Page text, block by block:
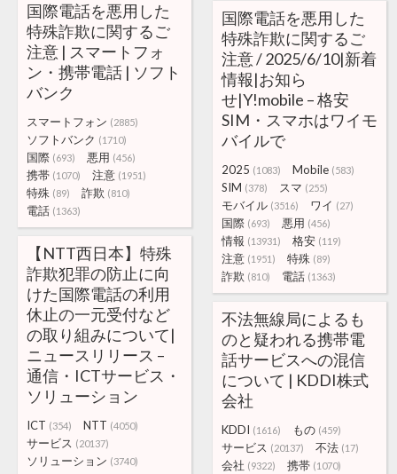
国際電話を悪用した
特殊詐欺に関するご
注意 | スマートフォ
ン・携帯電話 | ソフト
バンク
スマートフォン (2885)
ソフトバンク (1710)
国際 (693) 悪用 (456)
携帯 (1070) 注意 (1951)
特殊 (89) 詐欺 (810)
電話 (1363)
国際電話を悪用した
特殊詐欺に関するご
注意 / 2025/6/10|新着
情報|お知ら
せ|Y!mobile – 格安
SIM・スマホはワイモ
バイルで
2025 (1083) Mobile (583)
SIM (378) スマ (255)
モバイル (3516) ワイ (27)
国際 (693) 悪用 (456)
情報 (13931) 格安 (119)
注意 (1951) 特殊 (89)
詐欺 (810) 電話 (1363)
【NTT西日本】特殊
詐欺犯罪の防止に向
けた国際電話の利用
休止の一元受付など
の取り組みについて|
ニュースリリース –
通信・ICTサービス・
ソリューション
ICT (354) NTT (4050)
サービス (20137)
ソリューション (3740)
不法無線局によるも
のと疑われる携帯電
話サービスへの混信
について | KDDI株式
会社
KDDI (1616) もの (459)
サービス (20137) 不法 (17)
会社 (9322) 携帯 (1070)